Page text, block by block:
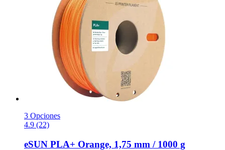
3 Opciones
4.9 (22)
eSUN PLA+ Orange, 1,75 mm / 1000 g